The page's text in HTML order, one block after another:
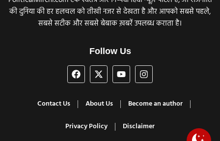
की दुनिया की हर हलचल को तीखी नजर से देखता है और आपको सबसे पहले,
सबसे सटीक और सबसे बेबाक ख़बरें उपलब्ध कराता है।
Follow Us
Contact Us About Us
Become an author
Privacy Policy
Disclaimer